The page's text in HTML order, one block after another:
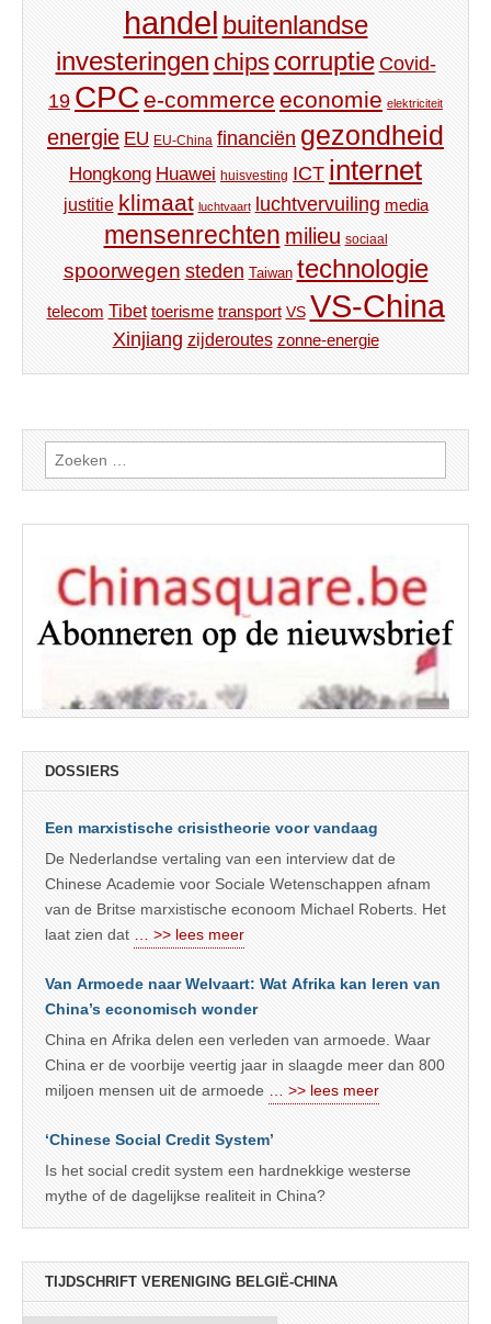
handel buitenlandse
investeringen chips corruptie Covid-
19 CPC e-commerce economie elektriciteit
energie EU EU-China financiën gezondheid
Hongkong Huawei huisvesting ICT internet
justitie klimaat luchtvaart luchtvervuiling media
mensenrechten milieu sociaal
spoorwegen steden Taiwan technologie
telecom Tibet toerisme transport VS VS-China
Xinjiang zijderoutes zonne-energie
Zoeken
naar:
DOSSIERS
Een marxistische crisistheorie voor vandaag
De Nederlandse vertaling van een interview dat de
Chinese Academie voor Sociale Wetenschappen afnam
van de Britse marxistische econoom Michael Roberts. Het
laat zien dat
… >> lees meer
Van Armoede naar Welvaart: Wat Afrika kan leren van
China’s economisch wonder
China en Afrika delen een verleden van armoede. Waar
China er de voorbije veertig jaar in slaagde meer dan 800
miljoen mensen uit de armoede
… >> lees meer
‘Chinese Social Credit System’
Is het social credit system een hardnekkige westerse
mythe of de dagelijkse realiteit in China?
TIJDSCHRIFT VERENIGING BELGIË-CHINA